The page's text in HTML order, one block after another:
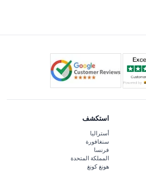
استكشف
أستراليا
سنغافورة
فرنسا
المملكة المتحدة
هونغ كونغ